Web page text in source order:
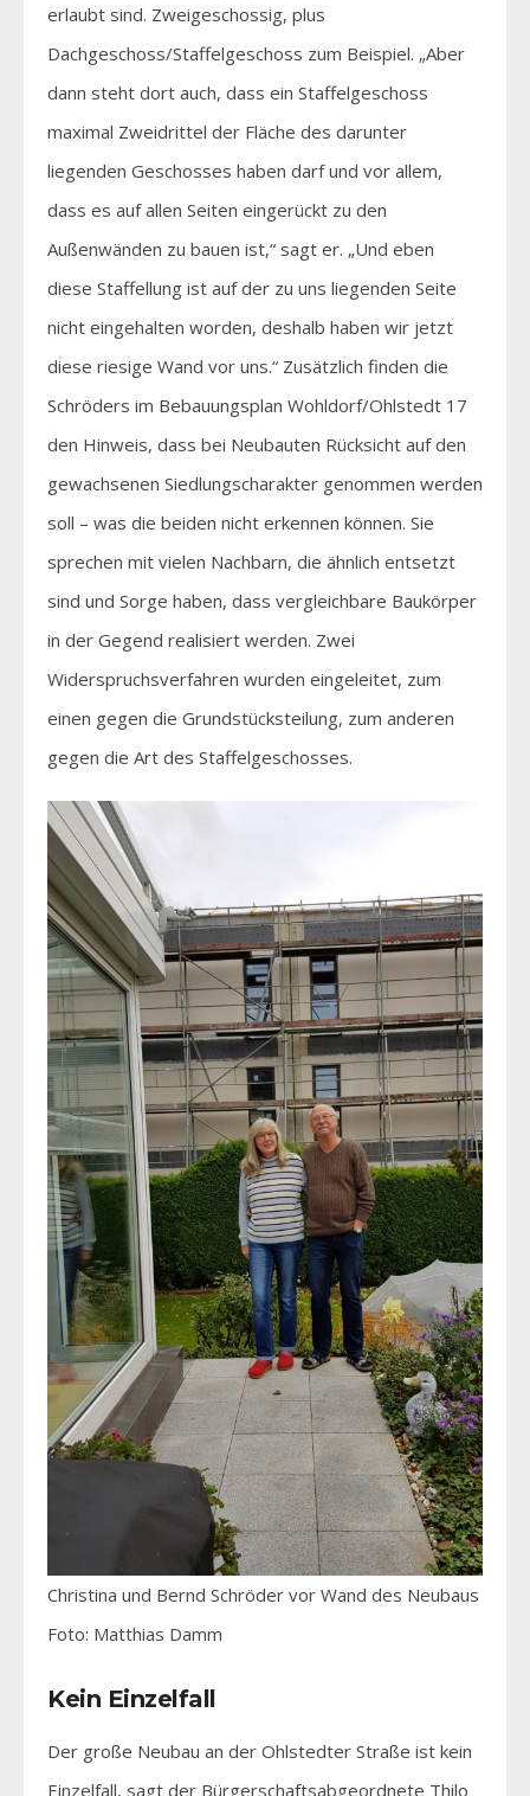
erlaubt sind. Zweigeschossig, plus
Dachgeschoss/Staffelgeschoss zum Beispiel. „Aber
dann steht dort auch, dass ein Staffelgeschoss
maximal Zweidrittel der Fläche des darunter
liegenden Geschosses haben darf und vor allem,
dass es auf allen Seiten eingerückt zu den
Außenwänden zu bauen ist,“ sagt er. „Und eben
diese Staffellung ist auf der zu uns liegenden Seite
nicht eingehalten worden, deshalb haben wir jetzt
diese riesige Wand vor uns.“ Zusätzlich finden die
Schröders im Bebauungsplan Wohldorf/Ohlstedt 17
den Hinweis, dass bei Neubauten Rücksicht auf den
gewachsenen Siedlungscharakter genommen werden
soll – was die beiden nicht erkennen können. Sie
sprechen mit vielen Nachbarn, die ähnlich entsetzt
sind und Sorge haben, dass vergleichbare Baukörper
in der Gegend realisiert werden. Zwei
Widerspruchsverfahren wurden eingeleitet, zum
einen gegen die Grundstücksteilung, zum anderen
gegen die Art des Staffelgeschosses.
Christina und Bernd Schröder vor Wand des Neubaus
Foto: Matthias Damm
Kein Einzelfall
Der große Neubau an der Ohlstedter Straße ist kein
Einzelfall, sagt der Bürgerschaftsabgeordnete Thilo